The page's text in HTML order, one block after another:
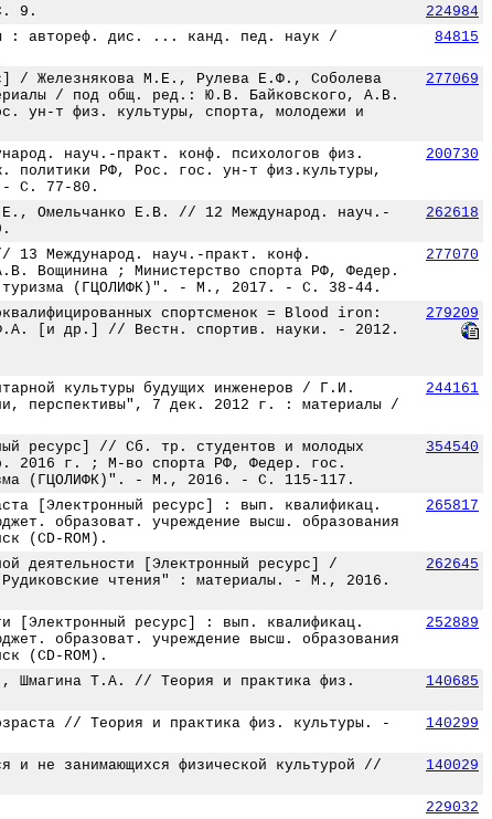
9.
224984
: автореф. дис. ... канд. пед. наук /
84815
/ Железнякова М.Е., Рулева Е.Ф., Соболева
/ под общ. ред.: Ю.В. Байковского, А.В.
ун-т физ. культуры, спорта, молодежи и
277069
науч.-практ. конф. психологов физ.
политики РФ, Рос. гос. ун-т физ.культуры,
- С. 77-80.
200730
Омельчанко Е.В. // 12 Международ. науч.-
262618
13 Международ. науч.-практ. конф.
Вощинина ; Министерство спорта РФ, Федер.
и туризма (ГЦОЛИФК)". - М., 2017. - С. 38-44.
277070
спортсменок = Blood iron:
[и др.] // Вестн. спортив. науки. - 2012.
279209
культуры будущих инженеров / Г.И.
перспективы", 7 дек. 2012 г. : материалы /
244161
ресурс] // Сб. тр. студентов и молодых
2016 г. ; М-во спорта РФ, Федер. гос.
(ГЦОЛИФК)". - М., 2016. - С. 115-117.
354540
[Электронный ресурс] : вып. квалификац.
образоват. учреждение высш. образования
(CD-ROM).
265817
деятельности [Электронный ресурс] /
чтения" : материалы. - М., 2016.
262645
[Электронный ресурс] : вып. квалификац.
образоват. учреждение высш. образования
(CD-ROM).
252889
Шмагина Т.А. // Теория и практика физ.
140685
// Теория и практика физ. культуры. -
140299
и не занимающихся физической культурой //
140029
229032